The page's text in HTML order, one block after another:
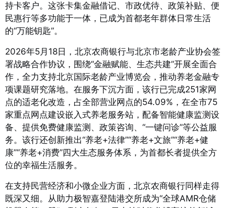
持卡客户。这张卡集金融借记、市政优待、政策补贴、便
民惠行等多功能于一体，已成为首都老年群体日常生活
的“万能钥匙”。
2026年5月18日，北京农商银行与北京市老龄产业协会签
署战略合作协议，围绕“金融赋能、生态共建”开展全面合
作，全力支持北京国际老龄产业博览会，推动养老金融专
项课题研究落地。在服务下沉方面，该行已完成251家网
点的适老化改造，占全部营业网点的54.09%，在全市75
家重点网点建设嵌入式养老服务站，配备智能健康监测设
备、提供免费健康监测、政策咨询、“一键问诊”等公益服
务。该行还创新推出“养老+法律”“养老+文旅”“养老+健
康”“养老+消费”四大生态服务体系，为首都长者提供全方
位的幸福生活服务。
在支持民营经济和小微企业方面，北京农商银行同样走得
既深又细。从助力极智嘉登陆港交所成为“全球AMR仓储